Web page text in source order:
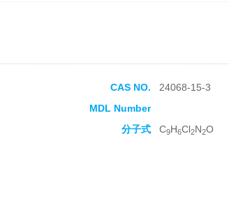
CAS NO.
24068-15-3
MDL Number
分子式 C9H6Cl2N2O